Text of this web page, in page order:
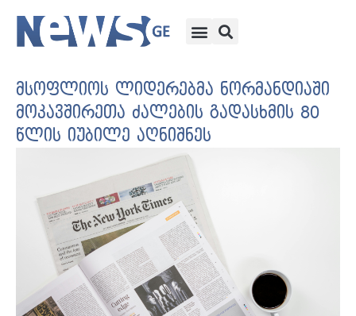
მსოფლიოს ლიდერებმა ნორმანდიაში
მოკავშირეთა ძალების გადასხმის 80
წლის იუბილე აღნიშნეს